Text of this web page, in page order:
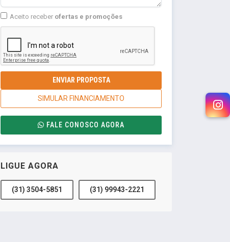
Aceito receber ofertas e promoções
ENVIAR PROPOSTA
SIMULAR FINANCIAMENTO
FALE CONOSCO AGORA
LIGUE AGORA
(31) 3504-5851 (31) 99943-2221